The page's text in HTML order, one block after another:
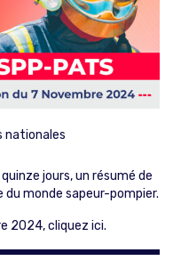
nationales
quinze jours, un résumé de
monde sapeur-pompier.
2024,cliquez ici.